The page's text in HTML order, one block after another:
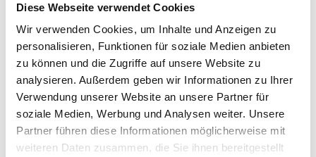
Diese Webseite verwendet Cookies
Wir verwenden Cookies, um Inhalte und Anzeigen zu
personalisieren, Funktionen für soziale Medien anbieten
zu können und die Zugriffe auf unsere Website zu
analysieren. Außerdem geben wir Informationen zu Ihrer
Verwendung unserer Website an unsere Partner für
soziale Medien, Werbung und Analysen weiter. Unsere
Partner führen diese Informationen möglicherweise mit
weiteren Daten zusammen, die Sie ihnen bereitgestellt
125 Varianten
STK Warenkorb
Nicht auf Lager